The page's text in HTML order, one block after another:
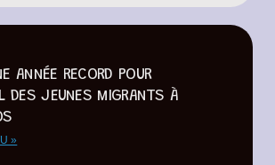
ANNÉE RECORD POUR
DES JEUNES MIGRANTS À
»